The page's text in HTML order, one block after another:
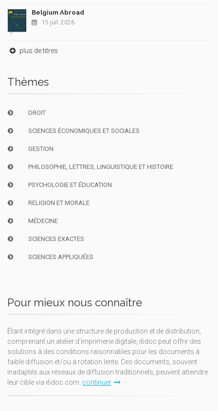
Belgium Abroad
15 juil. 2026
plus de titres
Thèmes
DROIT
SCIENCES ÉCONOMIQUES ET SOCIALES
GESTION
PHILOSOPHIE, LETTRES, LINGUISTIQUE ET HISTOIRE
PSYCHOLOGIE ET ÉDUCATION
RELIGION ET MORALE
MÉDECINE
SCIENCES EXACTES
SCIENCES APPLIQUÉES
Pour mieux nous connaître
Étant intégré dans une structure de production et de distribution,
comprenant un atelier d'imprimerie digitale, i6doc peut offrir des
solutions à des conditions raisonnables pour les documents à
faible diffusion et/ou à rotation lente. Ces documents, souvent
inadaptés aux réseaux de diffusion traditionnels, peuvent atteindre
leur cible via i6doc.com. continuer